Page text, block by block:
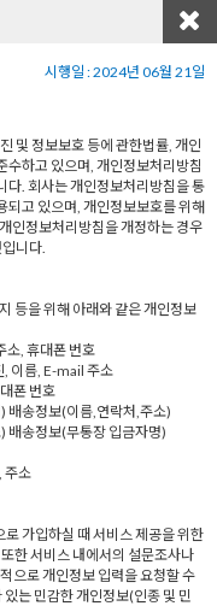
시행일 : 2024년 06월 21일
및 정보보호 등에 관한법률, 개인
수하고 있으며, 개인정보처리방침
다. 회사는 개인정보처리방침을 통
되고 있으며, 개인정보보호를 위해
인정보처리방침을 개정하는 경우
니다.
등을 위해 아래와 같은 개인정보
소, 휴대폰 번호
, 이름, E-mail 주소
폰 번호
배송정보(이름,연락처,주소)
배송정보(무통장 입금자명)
주소
가입하실 때 서비스 제공을 위한
한 서비스 내에서의 설문조사나
으로 개인정보 입력을 요청할 수
는 민감한 개인정보(인종 및 민